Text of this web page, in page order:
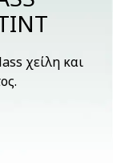
χείλη και